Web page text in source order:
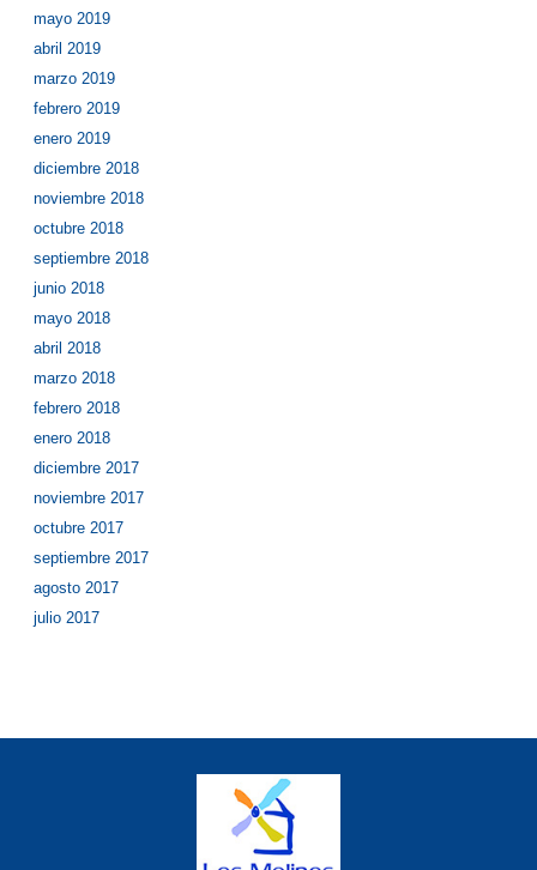
mayo 2019
abril 2019
marzo 2019
febrero 2019
enero 2019
diciembre 2018
noviembre 2018
octubre 2018
septiembre 2018
junio 2018
mayo 2018
abril 2018
marzo 2018
febrero 2018
enero 2018
diciembre 2017
noviembre 2017
octubre 2017
septiembre 2017
agosto 2017
julio 2017